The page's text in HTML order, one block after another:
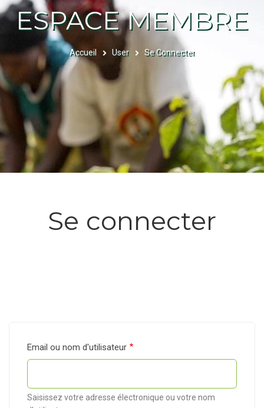
ESPACE MEMBRE
FIL
D'ARIANE
Accueil User Se Connecter
Se connecter
Email ou nom d'utilisateur
Saisissez votre adresse électronique ou votre nom